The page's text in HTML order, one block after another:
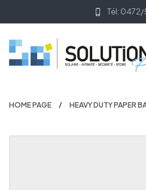
Tél: 0472/
HOME PAGE HEAVY DUTY PAPER